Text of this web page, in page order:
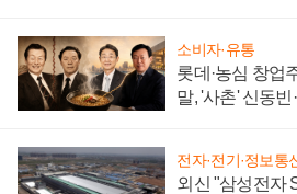
소비자·유통
롯데·농심 창업
말, '사촌' 신동
전자·전기·정보통
외신 "삼성전자